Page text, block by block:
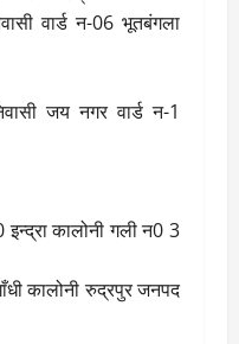
वार्ड न-06 भूतबंगला
जय नगर वार्ड न-1
कालोनी गली न0 3
कालोनी रुद्रपुर जनपद